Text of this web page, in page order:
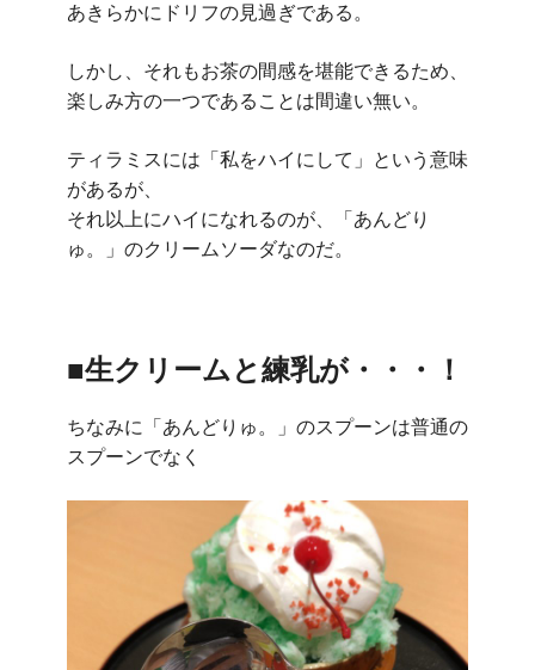
あきらかにドリフの見過ぎである。
しかし、それもお茶の間感を堪能できるため、
楽しみ方の一つであることは間違い無い。
ティラミスには「私をハイにして」という意味
があるが、
それ以上にハイになれるのが、「あんどり
ゅ。」のクリームソーダなのだ。
■生クリームと練乳が・・・！
ちなみに「あんどりゅ。」のスプーンは普通の
スプーンでなく